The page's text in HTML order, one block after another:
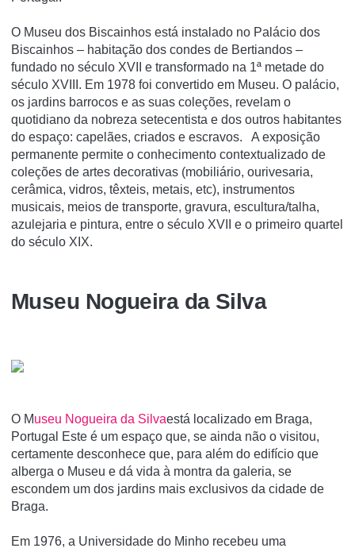
O Museu dos Biscainhos está instalado no Palácio dos
Biscainhos – habitação dos condes de Bertiandos –
fundado no século XVII e transformado na 1ª metade do
século XVIII. Em 1978 foi convertido em Museu. O palácio,
os jardins barrocos e as suas coleções, revelam o
quotidiano da nobreza setecentista e dos outros habitantes
do espaço: capelães, criados e escravos. A exposição
permanente permite o conhecimento contextualizado de
coleções de artes decorativas (mobiliário, ourivesaria,
cerâmica, vidros, têxteis, metais, etc), instrumentos
musicais, meios de transporte, gravura, escultura/talha,
azulejaria e pintura, entre o século XVII e o primeiro quartel
do século XIX.
Museu Nogueira da Silva
O Museu Nogueira da Silvaestá localizado em Braga,
Portugal Este é um espaço que, se ainda não o visitou,
certamente desconhece que, para além do edifício que
alberga o Museu e dá vida à montra da galeria, se
escondem um dos jardins mais exclusivos da cidade de
Braga.
Em 1976, a Universidade do Minho recebeu uma